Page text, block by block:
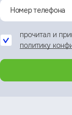
прочитал и
политику